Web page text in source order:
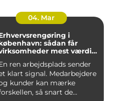
04. Mar
i
sådan får
mest værdi
ren arbejdsplads sender
klart signal. Medarbejdere
kunder kan mærke
så snart de...